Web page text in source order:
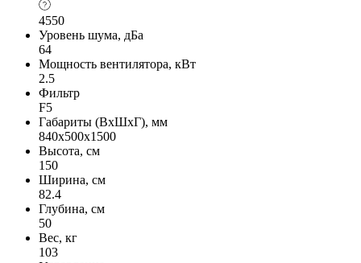
4550
Уровень шума, дБа
64
Мощность вентилятора, кВт
2.5
Фильтр
F5
Габариты (ВхШхГ), мм
840х500х1500
Высота, см
150
Ширина, см
82.4
Глубина, см
50
Вес, кг
103